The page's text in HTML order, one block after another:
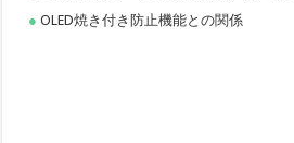
OLED焼き付き防止機能との関係